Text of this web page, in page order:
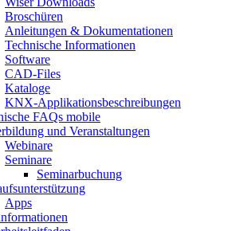
Broschüren
Anleitungen & Dokumentationen
Technische Informationen
Software
CAD-Files
Kataloge
KNX-Applikationsbeschreibungen
FAQs mobile
und Veranstaltungen
Webinare
Seminare
Seminarbuchung
Apps